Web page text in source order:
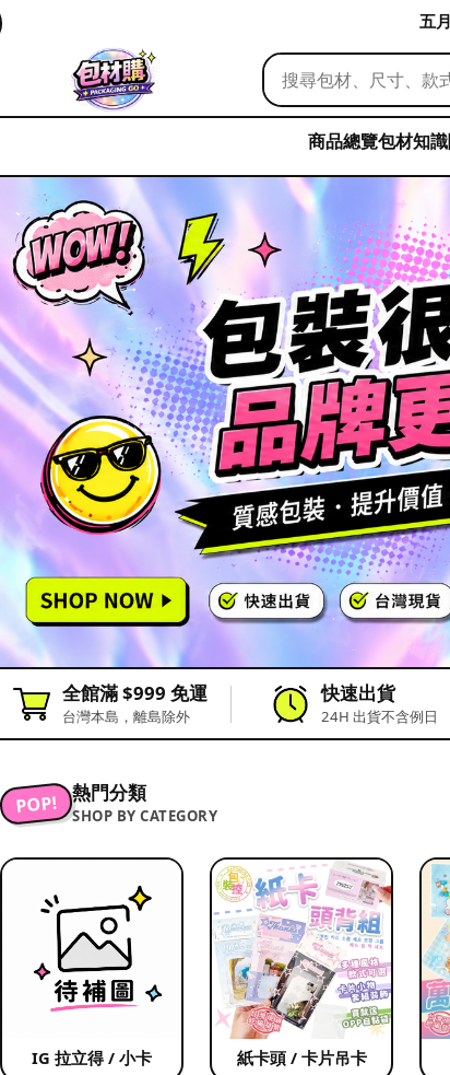
五
商品總覽包材知識
全館滿 $999 免運
台灣本島，離島除外
快速出貨
24H 出貨不含例日
POP! 熱門分類
SHOP BY CATEGORY
IG 拉立得 / 小卡 紙卡頭 / 卡片吊卡